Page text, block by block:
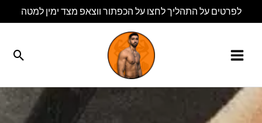
לתוכן
לפרטים על התהליך לחצו על הכפתור ווצאפ מצד ימין למטה